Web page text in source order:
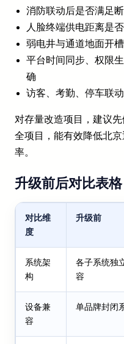
消防联动后是否满足
人脸终端供电距离是
弱电井与通道地面开
平台时间同步、权限
确
访客、考勤、停车联
对存量改造项目，建议
全项目，能有效降低北
率。
升级前后对比表格
对比维
度
升级前
系统架
构
各子系统独
容
设备兼
容
单品牌封闭